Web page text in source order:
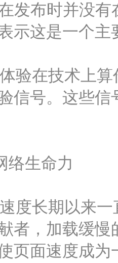
发布时并没
示这是一个
验在技术上算
信号。这些
生命力
度长期以来一
者，加载缓
页面速度成